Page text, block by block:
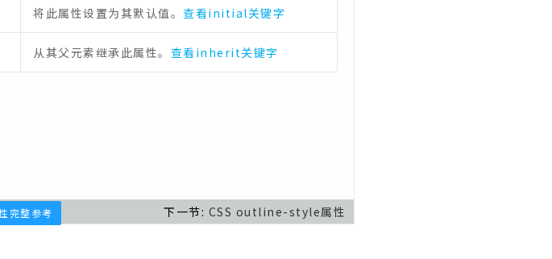
将此属性设置为其默认值。 查看initial关键字
从其父元素继承此属性。 查看inherit关键字
完整参考 下一节: CSS outline-style属性